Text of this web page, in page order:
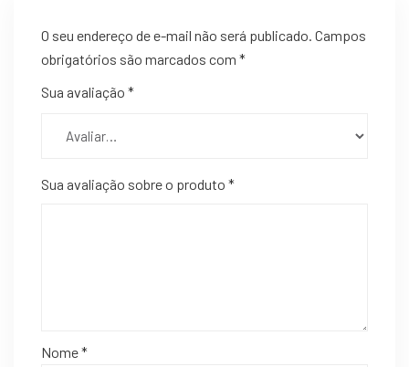
O seu endereço de e-mail não será publicado. Campos
obrigatórios são marcados com *
Sua avaliação *
Sua avaliação sobre o produto *
Nome*